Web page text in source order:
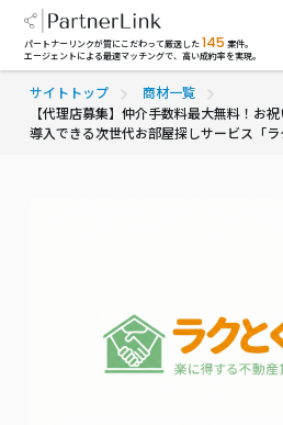
パートナーリンクが質にこだわって厳選した 145 案件。
エージェントによる最適マッチングで、高い成約率を実現。
サイトトップ
商材一覧
【代理店募集】仲介手数料最大無料！お
導入できる次世代お部屋探しサービス「ラ